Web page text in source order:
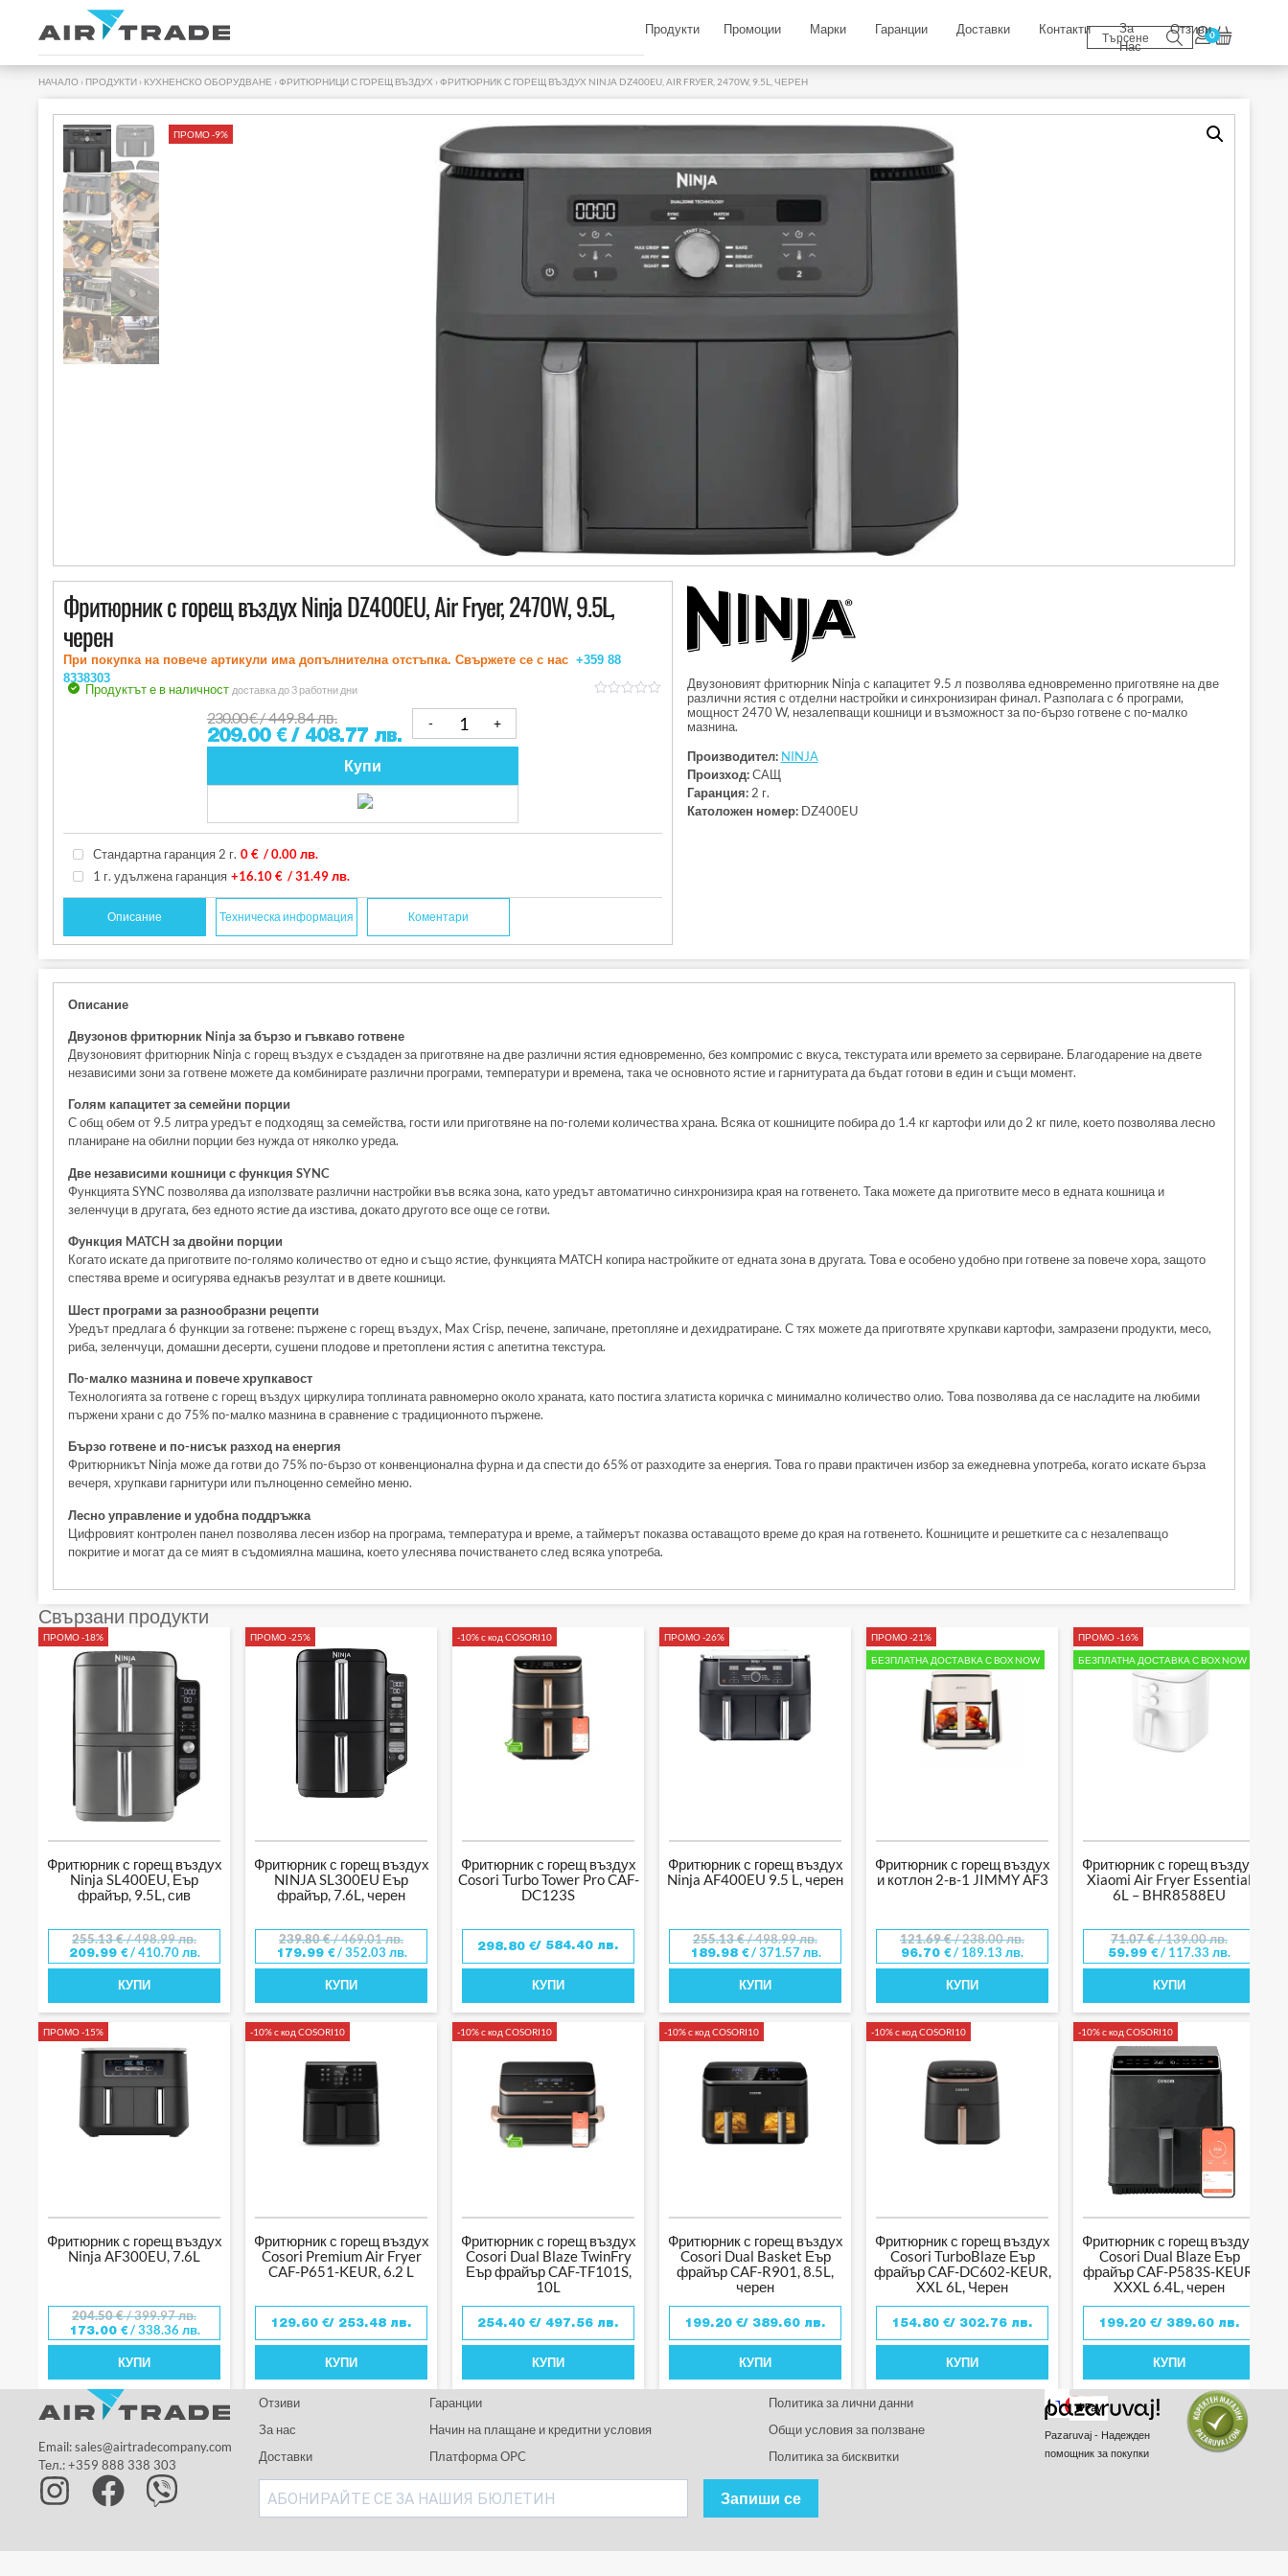
Продукти Промоции Марки Гаранции Доставки Контакти
За
Нас
Отзиви0
НАЧАЛО › ПРОДУКТИ › КУХНЕНСКО ОБОРУДВАНЕ ›ФРИТЮРНИЦИ С ГОРЕЩ ВЪЗДУХ ›ФРИТЮРНИК С ГОРЕЩ ВЪЗДУХ NINJA DZ400EU, АІR FRУЕR, 2470W, 9.5L, ЧЕРЕН
ПРОМО -9%
Фритюрник с горещ въздух Ninja DZ400EU, Аіr Frуеr, 2470W, 9.5L,
черен
При покупка на повече артикули има допълнителна отстъпка. Свържете се с нас +359 88
8338303
Продуктът е в наличност доставка до 3 работни дни
230.00€/ 449.84 лв.
209.00 €/ 408.77 лв.
Купи
Стандартна гаранция 2 г. 0 € / 0.00 лв.
1 г. удължена гаранция +16.10 € / 31.49 лв.
Описание Техническа информация Коментари
Двузоновият фритюрник Ninja с капацитет 9.5 л позволява едновременно приготвяне на две
различни ястия с отделни настройки и синхронизиран финал. Разполага с 6 програми,
мощност 2470 W, незалепващи кошници и възможност за по-бързо готвене с по-малко
мазнина.
Производител: NINJA
Произход:САЩ
Гаранция:2 г.
Католожен номер:DZ400EU
Описание
Двузонов фритюрник Ninja за бързо и гъвкаво готвене
Двузоновият фритюрник Ninja с горещ въздух е създаден за приготвяне на две различни ястия едновременно, без компромис с вкуса, текстурата или времето за сервиране. Благодарение на двете
независими зони за готвене можете да комбинирате различни програми, температури и времена, така че основното ястие и гарнитурата да бъдат готови в един и същи момент.
Голям капацитет за семейни порции
С общ обем от 9.5 литра уредът е подходящ за семейства, гости или приготвяне на по-големи количества храна. Всяка от кошниците побира до 1.4 кг картофи или до 2 кг пиле, което позволява лесно
планиране на обилни порции без нужда от няколко уреда.
Две независими кошници с функция SYNC
Функцията SYNC позволява да използвате различни настройки във всяка зона, като уредът автоматично синхронизира края на готвенето. Така можете да приготвите месо в едната кошница и
зеленчуци в другата, без едното ястие да изстива, докато другото все още се готви.
Функция MATCH за двойни порции
Когато искате да приготвите по-голямо количество от едно и също ястие, функцията MATCH копира настройките от едната зона в другата. Това е особено удобно при готвене за повече хора, защото
спестява време и осигурява еднакъв резултат и в двете кошници.
Шест програми за разнообразни рецепти
Уредът предлага 6 функции за готвене: пържене с горещ въздух, Max Crisp, печене, запичане, претопляне и дехидратиране. С тях можете да приготвяте хрупкави картофи, замразени продукти, месо,
риба, зеленчуци, домашни десерти, сушени плодове и претоплени ястия с апетитна текстура.
По-малко мазнина и повече хрупкавост
Технологията за готвене с горещ въздух циркулира топлината равномерно около храната, като постига златиста коричка с минимално количество олио. Това позволява да се насладите на любими
пържени храни с до 75% по-малко мазнина в сравнение с традиционното пържене.
Бързо готвене и по-нисък разход на енергия
Фритюрникът Ninja може да готви до 75% по-бързо от конвенционална фурна и да спести до 65% от разходите за енергия. Това го прави практичен избор за ежедневна употреба, когато искате бърза
вечеря, хрупкави гарнитури или пълноценно семейно меню.
Лесно управление и удобна поддръжка
Цифровият контролен панел позволява лесен избор на програма, температура и време, а таймерът показва оставащото време до края на готвенето. Кошниците и решетките са с незалепващо
покритие и могат да се мият в съдомиялна машина, което улеснява почистването след всяка употреба.
Свързани продукти
ПРОМО -18%
Фритюрник с горещ въздух
Ninja SL400EU, Еър
фрайър, 9.5L, сив
255.13€/ 498.99 лв.
209.99 €/ 410.70 лв.
КУПИ
ПРОМО -25%
Фритюрник с горещ въздух
NINJA SL300EU Еър
фрайър, 7.6L, черен
239.80€/ 469.01 лв.
179.99 €/ 352.03 лв.
КУПИ
-10% с код COSORI10
Фритюрник с горещ въздух
Cosori Turbo Tower Pro CAF-
DC123S
298.80 €/ 584.40 лв.
КУПИ
ПРОМО -26%
Фритюрник с горещ въздух
Ninja AF400EU 9.5 L, черен
255.13€/ 498.99 лв.
189.98 €/ 371.57 лв.
КУПИ
ПРОМО -21%
БЕЗПЛАТНА ДОСТАВКА С BOX NOW
Фритюрник с горещ въздух
и котлон 2-в-1 JIMMY AF3
121.69€/ 238.00 лв.
96.70 €/ 189.13 лв.
КУПИ
ПРОМО -16%
БЕЗПЛАТНА ДОСТАВКА С BOX NOW
Фритюрник с горещ въздух
Xiaomi Air Fryer Essential
6L – BHR8588EU
71.07€/ 139.00 лв.
59.99 €/ 117.33 лв.
КУПИ
ПРОМО -15%
Фритюрник с горещ въздух
Ninja AF300EU, 7.6L
204.50€/ 399.97 лв.
173.00 €/ 338.36 лв.
КУПИ
-10% с код COSORI10
Фритюрник с горещ въздух
Cosori Premium Air Fryer
CAF-P651-KEUR, 6.2 L
129.60 €/ 253.48 лв.
КУПИ
-10% с код COSORI10
Фритюрник с горещ въздух
Cosori Dual Blaze TwinFry
Еър фрайър CAF-TF101S,
10L
254.40 €/ 497.56 лв.
КУПИ
-10% с код COSORI10
Фритюрник с горещ въздух
Cosori Dual Basket Еър
фрайър CAF-R901, 8.5L,
черен
199.20 €/ 389.60 лв.
КУПИ
-10% с код COSORI10
Фритюрник с горещ въздух
Cosori TurboBlaze Еър
фрайър CAF-DC602-KEUR,
XXL 6L, Черен
154.80 €/ 302.76 лв.
КУПИ
-10% с код COSORI10
Фритюрник с горещ въздух
Cosori Dual Blaze Еър
фрайър CAF-P583S-KEUR,
XXXL 6.4L, черен
199.20 €/ 389.60 лв.
КУПИ
Email: sales@airtradecompany.com
Тел.: +359 888 338 303
Отзиви
За нас
Доставки
Гаранции
Начин на плащане и кредитни условия
Платформа OPC
Политика за лични данни
Общи условия за ползване
Политика за бисквитки
Запиши се
Pazaruvaj - Надежден
помощник за покупки